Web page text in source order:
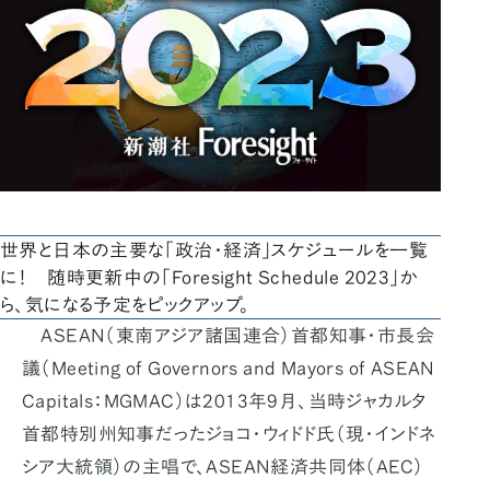
世界と日本の主要な「政治・経済」スケジュールを一覧
に！ 随時更新中の「Foresight Schedule 2023」か
ら、気になる予定をピックアップ。
ASEAN（東南アジア諸国連合）首都知事・市長会
議（Meeting of Governors and Mayors of ASEAN
Capitals：MGMAC）は2013年9月、当時ジャカルタ
首都特別州知事だったジョコ・ウィドド氏（現・インドネ
シア大統領）の主唱で、ASEAN経済共同体（AEC）